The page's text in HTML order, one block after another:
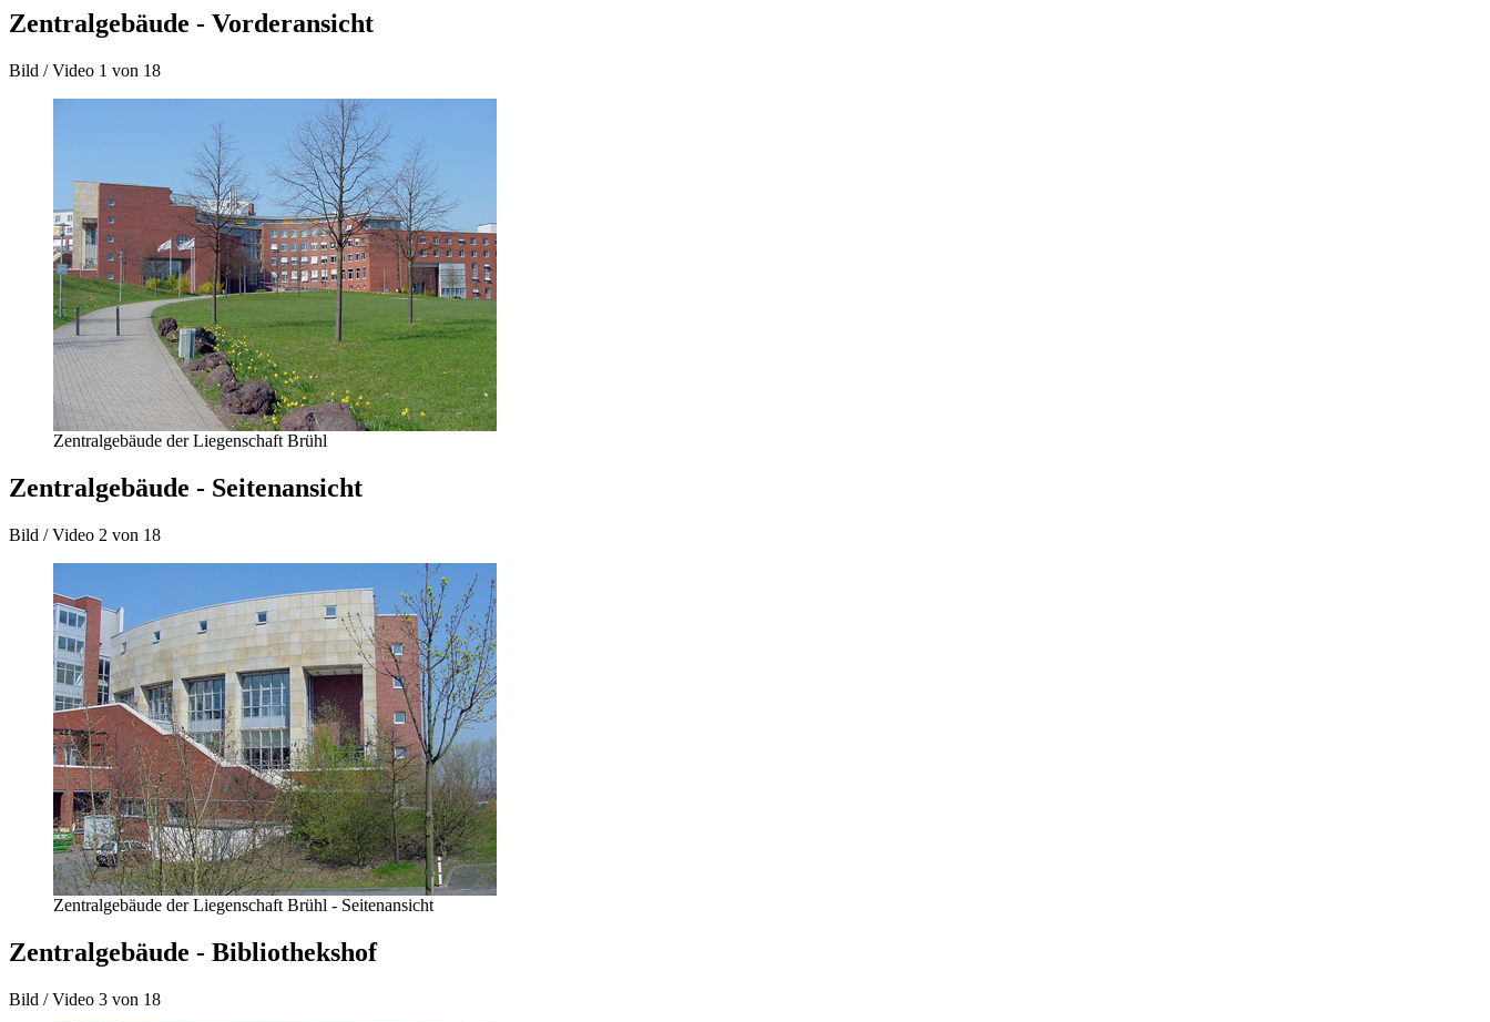
Zentralgebäude - Vorderansicht
Bild / Video 1 von 18
Zentralgebäude der Liegenschaft Brühl
Zentralgebäude - Seitenansicht
Bild / Video 2 von 18
Zentralgebäude der Liegenschaft Brühl - Seitenansicht
Zentralgebäude - Bibliothekshof
Bild / Video 3 von 18